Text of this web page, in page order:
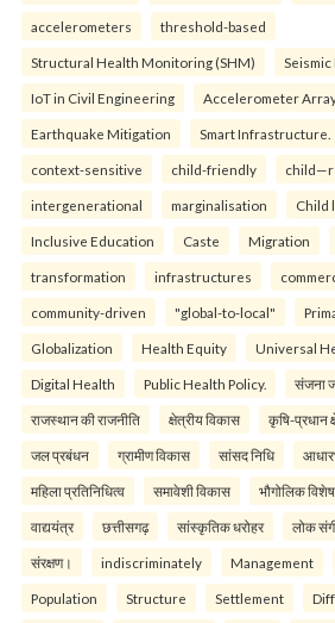
accelerometers threshold-based
Structural Health Monitoring (SHM)
IoT in Civil Engineering Accelerometer
Earthquake Mitigation Smart Infrastructure.
context-sensitive child-friendly
intergenerational marginalisation Child
Inclusive Education Caste Migration
transformation infrastructures
community-driven "global-to-local"
Globalization Health Equity Universal
Digital Health Public Health Policy. संजना
राजस्थान की राजनीति क्षेत्रीय विकास कृषि-प्रधान
जल प्रबंधन ग्रामीण विकास सांसद निधि
महिला प्रतिनिधित्व समावेशी विकास भौगोलिक
वाद्ययंत्र छत्तीसगढ़ सांस्कृतिक धरोहर लोक
संरक्षण। indiscriminately Management
Population Structure Settlement